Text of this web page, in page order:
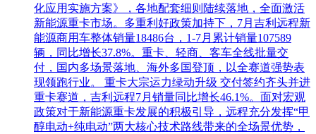
化应用实施方案》，各地配套细则陆续落地，全面激活
新能源重卡市场。多重利好政策加持下，7月吉利远程新
能源商用车整体销量18486台，1-7月累计销量107589
辆，同比增长37.8%。重卡、轻商、客车全线批量交
付，国内多场景落地、海外多国登顶，以全赛道强势表
现领跑行业。 重卡大宗运力绿动升级 交付签约齐头并进
重卡赛道，吉利远程7月销量同比增长46.1%。面对宏观
政策对于新能源重卡发展的积极引导，远程充分发挥“甲
醇电动+纯电动”两大核心技术路线带来的全场景优势，